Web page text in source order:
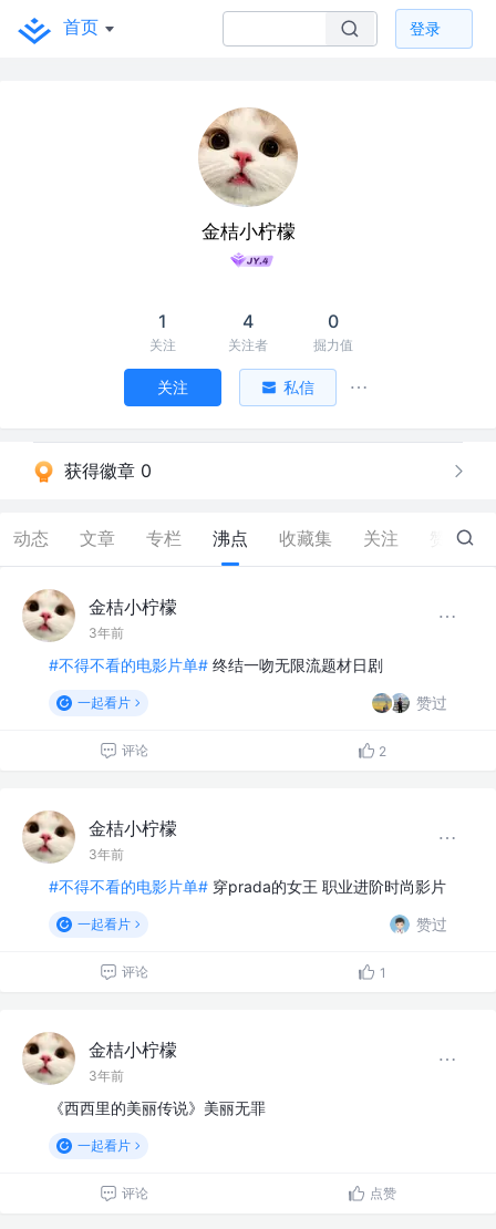
首页 登录
金桔小柠檬
1
关注
4
关注者
0
掘力值
关注 私信
获得徽章 0
动态 文章 专栏 沸点 收藏集 关注 53
金桔小柠檬
3年前
#不得不看的电影片单# 终结一吻无限流题材日剧
一起看片 赞过
评论 2
金桔小柠檬
3年前
#不得不看的电影片单# 穿prada的女王 职业进阶时尚影片
一起看片 赞过
评论 1
金桔小柠檬
3年前
《西西里的美丽传说》美丽无罪
一起看片
评论 点赞